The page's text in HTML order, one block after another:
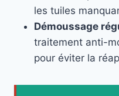
les tuiles
Démoussage
traitement anti-
pour éviter la